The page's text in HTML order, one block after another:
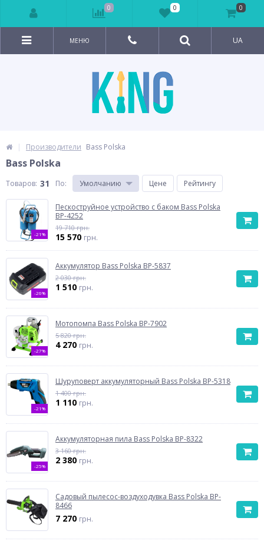
МЕНЮ UA
Производители Bass Polska
Bass Polska
Товаров: 31 По: Умолчанию Цене Рейтингу
-21%
Пескоструйное устройство с баком Bass Polska
BP-4252
19 710 грн.
15 570 грн.
-26%
Аккумулятор Bass Polska BP-5837
2 030 грн.
1 510 грн.
-27%
Мотопомпа Bass Polska BP-7902
5 820 грн.
4 270 грн.
-21%
Шуруповерт аккумуляторный Bass Polska BP-5318
1 400 грн.
1 110 грн.
-25%
Аккумуляторная пила Bass Polska BP-8322
3 160 грн.
2 380 грн.
Садовый пылесос-воздуходувка Bass Polska BP-
8466
7 270 грн.
0 0 0